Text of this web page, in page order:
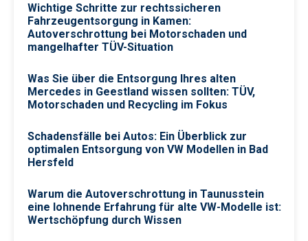
Wichtige Schritte zur rechtssicheren
Fahrzeugentsorgung in Kamen:
Autoverschrottung bei Motorschaden und
mangelhafter TÜV-Situation
Was Sie über die Entsorgung Ihres alten
Mercedes in Geestland wissen sollten: TÜV,
Motorschaden und Recycling im Fokus
Schadensfälle bei Autos: Ein Überblick zur
optimalen Entsorgung von VW Modellen in Bad
Hersfeld
Warum die Autoverschrottung in Taunusstein
eine lohnende Erfahrung für alte VW-Modelle ist:
Wertschöpfung durch Wissen